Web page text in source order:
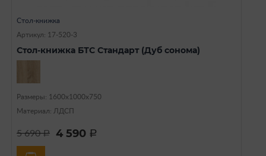
Стол-книжка
Артикул: 17-520-3
Стол-книжка БТС Стандарт (Дуб сонома)
Размеры: 1600х1000х750
Материал: ЛДСП
5 690a 4 590 a